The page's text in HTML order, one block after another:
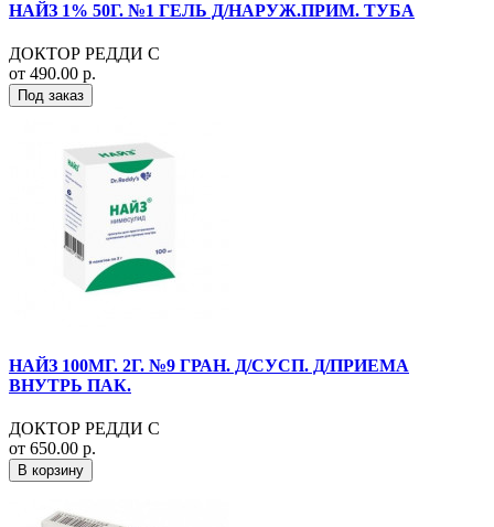
НАЙЗ 1% 50Г. №1 ГЕЛЬ Д/НАРУЖ.ПРИМ. ТУБА
ДОКТОР РЕДДИ С
от 490.00 р.
Под заказ
НАЙЗ 100МГ. 2Г. №9 ГРАН. Д/СУСП. Д/ПРИЕМА
ВНУТРЬ ПАК.
ДОКТОР РЕДДИ С
от 650.00 р.
В корзину